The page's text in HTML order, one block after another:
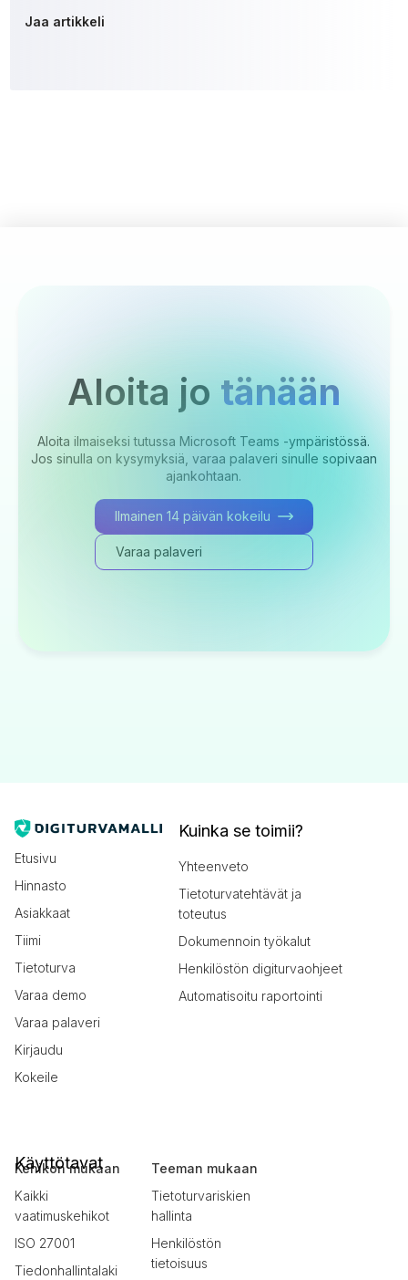
Jaa artikkeli
Aloita jo tänään
Aloita ilmaiseksi tutussa Microsoft Teams -ympäristössä.
Jos sinulla on kysymyksiä, varaa palaveri sinulle sopivaan
ajankohtaan.
Ilmainen 14 päivän kokeilu
Varaa palaveri
Etusivu
Hinnasto
Asiakkaat
Tiimi
Tietoturva
Varaa demo
Varaa palaveri
Kirjaudu
Kokeile
Kuinka se toimii?
Yhteenveto
Tietoturvatehtävät ja
toteutus
Dokumennoin työkalut
Henkilöstön digiturvaohjeet
Automatisoitu raportointi
Käyttötavat
Kehikon mukaan
Kaikki
vaatimuskehikot
ISO 27001
Tiedonhallintalaki
Teeman mukaan
Tietoturvariskien
hallinta
Henkilöstön
tietoisuus